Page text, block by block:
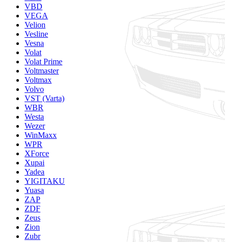
VBD
VEGA
Velion
Vesline
Vesna
Volat
Volat Prime
Voltmaster
Voltmax
Volvo
VST (Varta)
WBR
Westa
Wezer
WinMaxx
WPR
XForce
Xupai
Yadea
YIGITAKU
Yuasa
ZAP
ZDF
Zeus
Zion
Zubr